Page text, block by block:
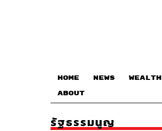
HOME NEWS WEALTH
ABOUT
รัฐธรรมนูญ